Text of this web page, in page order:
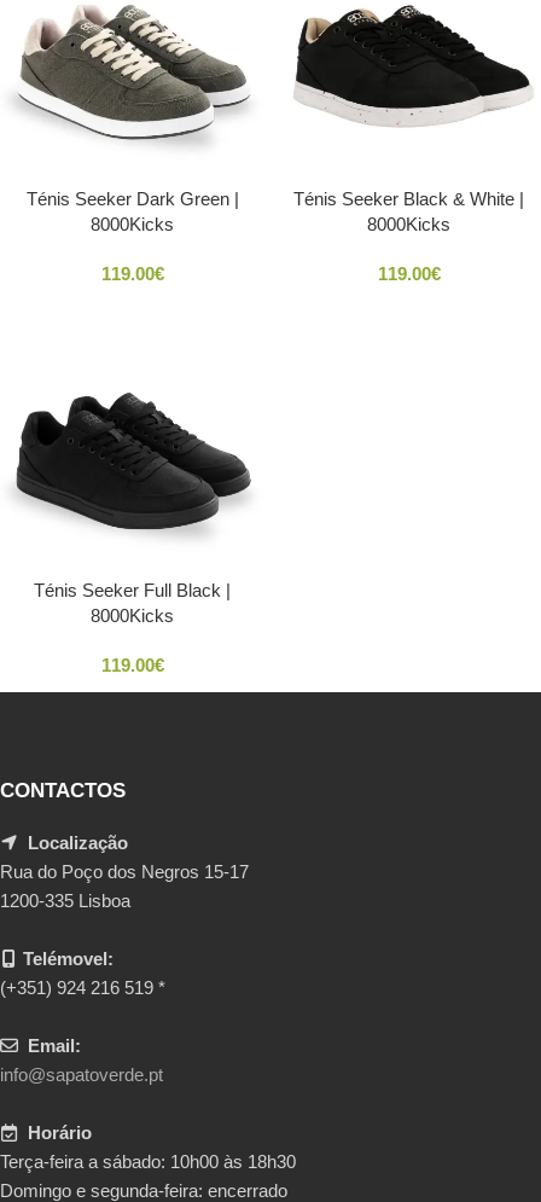
Ténis Seeker Dark Green |
8000Kicks
119.00€
Ténis Seeker Black & White |
8000Kicks
119.00€
Ténis Seeker Full Black |
8000Kicks
119.00€
CONTACTOS
Localização
Rua do Poço dos Negros 15-17
1200-335 Lisboa
Telémovel:
(+351) 924 216 519 *
Email:
info@sapatoverde.pt
Horário
Terça-feira a sábado: 10h00 às 18h30
Domingo e segunda-feira: encerrado